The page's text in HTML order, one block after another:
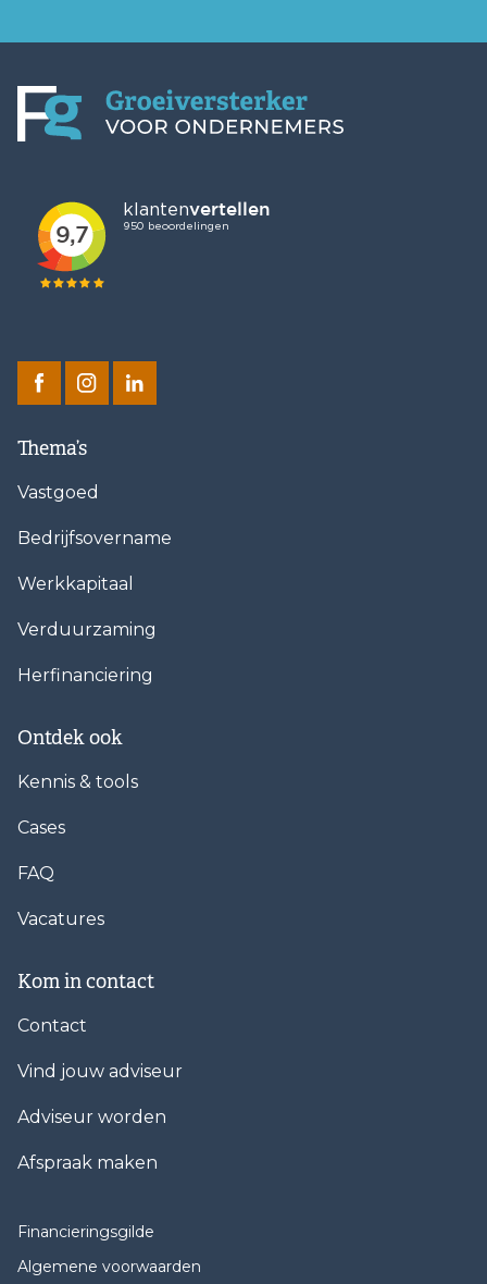
Thema’s
Vastgoed
Bedrijfsovername
Werkkapitaal
Verduurzaming
Herfinanciering
Ontdek ook
Kennis & tools
Cases
FAQ
Vacatures
Kom in contact
Contact
Vind jouw adviseur
Adviseur worden
Afspraak maken
Financieringsgilde
Algemene voorwaarden